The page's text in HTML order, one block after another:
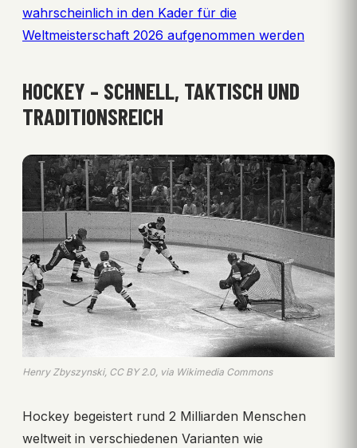
wahrscheinlich in den Kader für die
Weltmeisterschaft 2026 aufgenommen werden
HOCKEY – SCHNELL, TAKTISCH UND
TRADITIONSREICH
Henry Zbyszynski, CC BY 2.0, via Wikimedia Commons
Hockey begeistert rund 2 Milliarden Menschen
weltweit in verschiedenen Varianten wie